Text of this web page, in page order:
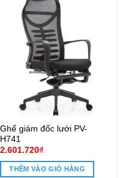
Ghế giám đốc lưới PV-
H741
2.601.720₫
THÊM VÀO GIỎ HÀNG